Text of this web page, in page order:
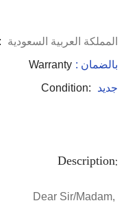
المملكة العربية السعودية
Warranty
: بالضمان
Condition:
جديد
Description:
Dear Sir/Madam,